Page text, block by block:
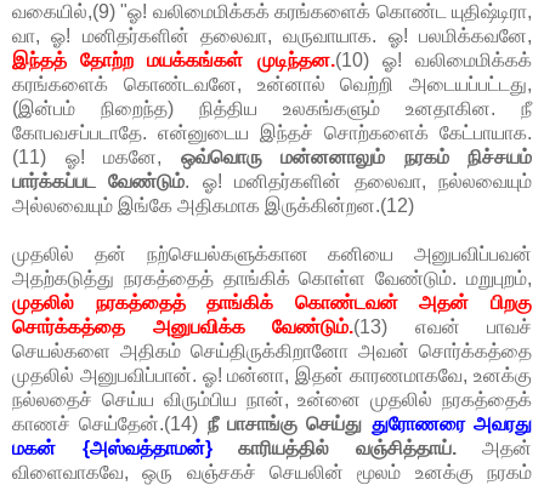
வகையில்,(9) "ஓ! வலிமைமிக்கக் கரங்களைக் கொண்ட யுதிஷ்டிரா,
வா, ஓ! மனிதர்களின் தலைவா, வருவாயாக. ஓ! பலமிக்கவனே,
இந்தத் தோற்ற மயக்கங்கள் முடிந்தன.(10) ஓ! வலிமைமிக்கக்
கரங்களைக் கொண்டவனே, உன்னால் வெற்றி அடையப்பட்டது,
(இன்பம் நிறைந்த) நித்திய உலகங்களும் உனதாகின. நீ
கோபவசப்படாதே. என்னுடைய இந்தச் சொற்களைக் கேட்பாயாக.
(11) ஓ! மகனே, ஒவ்வொரு மன்னனாலும் நரகம் நிச்சயம்
பார்க்கப்பட வேண்டும். ஓ! மனிதர்களின் தலைவா, நல்லவையும்
அல்லவையும் இங்கே அதிகமாக இருக்கின்றன.(12)
முதலில் தன் நற்செயல்களுக்கான கனியை அனுபவிப்பவன்
அதற்கடுத்து நரகத்தைத் தாங்கிக் கொள்ள வேண்டும். மறுபுறம்,
முதலில் நரகத்தைத் தாங்கிக் கொண்டவன் அதன் பிறகு
சொர்க்கத்தை அனுபவிக்க வேண்டும்.(13) எவன் பாவச்
செயல்களை அதிகம் செய்திருக்கிறானோ அவன் சொர்க்கத்தை
முதலில் அனுபவிப்பான். ஓ! மன்னா, இதன் காரணமாகவே, உனக்கு
நல்லதைச் செய்ய விரும்பிய நான், உன்னை முதலில் நரகத்தைக்
காணச் செய்தேன்.(14) நீ பாசாங்கு செய்து துரோணரை அவரது
மகன் {அஸ்வத்தாமன்}காரியத்தில் வஞ்சித்தாய்.அதன்
விளைவாகவே, ஒரு வஞ்சகச் செயலின் மூலம் உனக்கு நரகம்